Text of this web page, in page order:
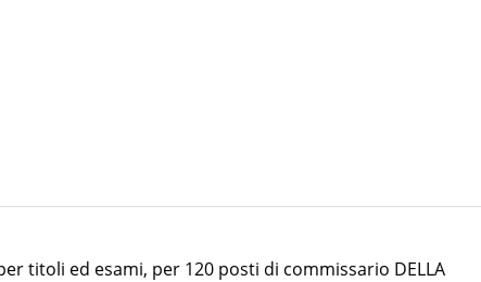
titoli ed esami, per 120 posti di commissario DELLA